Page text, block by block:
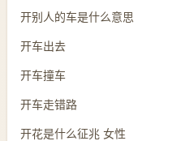
开别人的车是什么意思
开车出去
开车撞车
开车走错路
开花是什么征兆 女性